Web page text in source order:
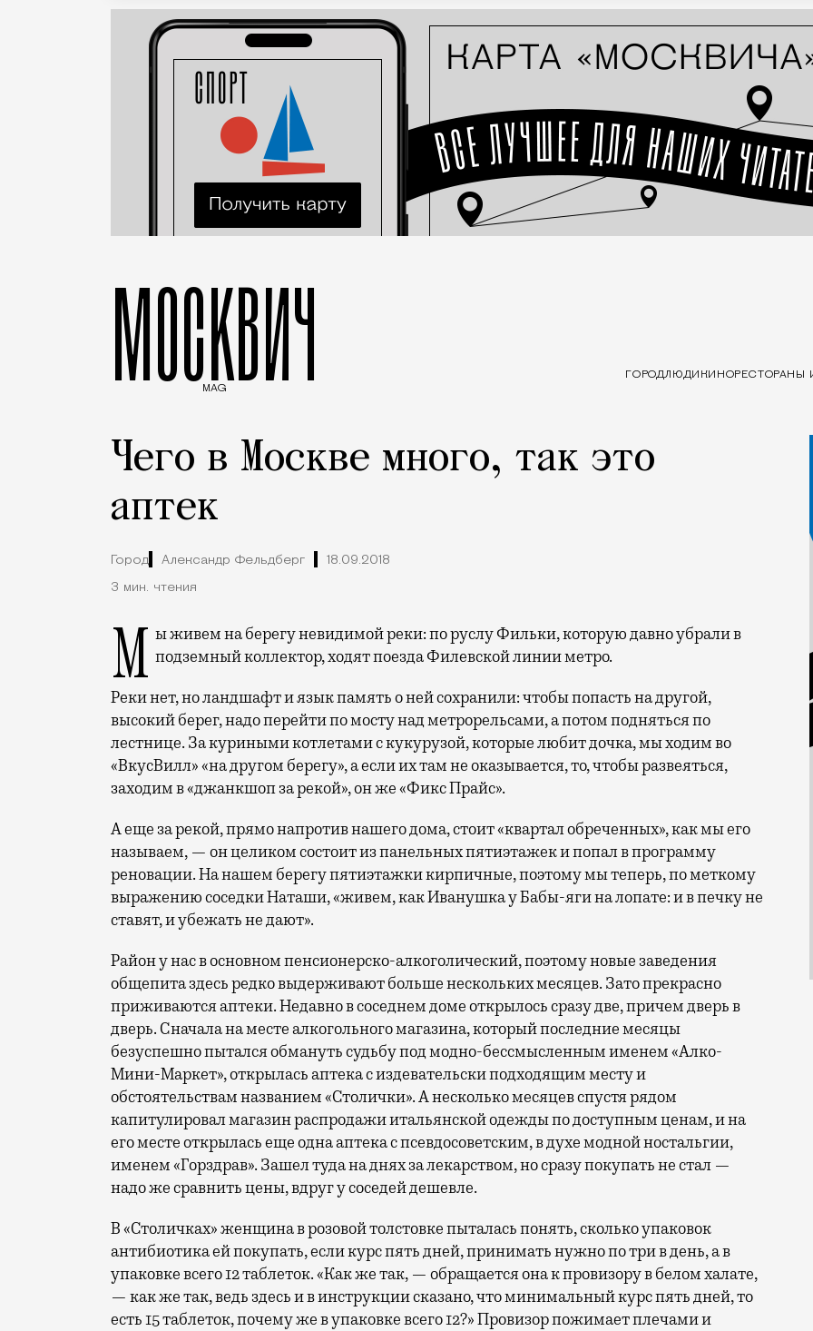
МОСКВИЧ
MAG
ГОРОДЛЮДИ КИНОРЕСТОРАНЫ
Чего в Москве много, так это
аптек
Город Александр Фельдберг 18.09.2018
3 мин. чтения
Мы живем на берегу невидимой реки: по руслу Фильки, которую давно убрали в подземный коллектор, ходят поезда Филевской линии метро.
Реки нет, но ландшафт и язык память о ней сохранили: чтобы попасть на другой,
высокий берег, надо перейти по мосту над метрорельсами, а потом подняться по
лестнице. За куриными котлетами с кукурузой, которые любит дочка, мы ходим во
«ВкусВилл» «на другом берегу», а если их там не оказывается, то, чтобы развеяться,
заходим в «джанкшоп за рекой», он же «Фикс Прайс».
А еще за рекой, прямо напротив нашего дома, стоит «квартал обреченных», как мы его
называем, — он целиком состоит из панельных пятиэтажек и попал в программу
реновации. На нашем берегу пятиэтажки кирпичные, поэтому мы теперь, по меткому
выражению соседки Наташи, «живем, как Иванушка у Бабы-яги на лопате: и в печку не
ставят, и убежать не дают».
Район у нас в основном пенсионерско-алкоголический, поэтому новые заведения
общепита здесь редко выдерживают больше нескольких месяцев. Зато прекрасно
приживаются аптеки. Недавно в соседнем доме открылось сразу две, причем дверь в
дверь. Сначала на месте алкогольного магазина, который последние месяцы
безуспешно пытался обмануть судьбу под модно-бессмысленным именем «Алко-
Мини-Маркет», открылась аптека с издевательски подходящим месту и
обстоятельствам названием «Столички». А несколько месяцев спустя рядом
капитулировал магазин распродажи итальянской одежды по доступным ценам, и на
его месте открылась еще одна аптека с псевдосоветским, в духе модной ностальгии,
именем «Горздрав». Зашел туда на днях за лекарством, но сразу покупать не стал —
надо же сравнить цены, вдруг у соседей дешевле.
В «Столичках» женщина в розовой толстовке пыталась понять, сколько упаковок
антибиотика ей покупать, если курс пять дней, принимать нужно по три в день, а в
упаковке всего 12 таблеток. «Как же так, — обращается она к провизору в белом халате,
— как же так, ведь здесь и в инструкции сказано, что минимальный курс пять дней, то
есть 15 таблеток, почему же в упаковке всего 12?» Провизор пожимает плечами и